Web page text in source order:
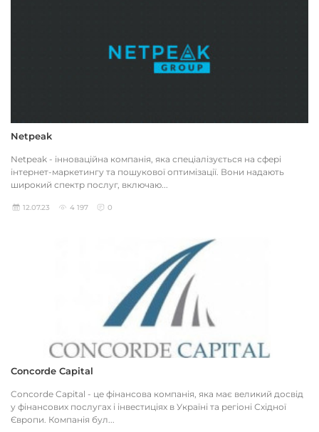
Netpeak
Netpeak - інноваційна компанія, яка спеціалізується на сфері
інтернет-маркетингу та пошукової оптимізації. Вони надають
широкий спектр послуг, включаю...
12.07.23 4 197 0
Concorde Capital
Concorde Capital - це фінансова компанія, яка має великий досвід
у фінансових послугах і інвестиціях в Україні та регіоні Східної
Європи. Компанія бул...